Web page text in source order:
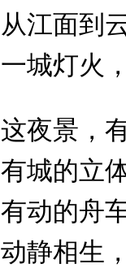
从江面到
一城灯火
这夜景，
有城的立
有动的舟
动静相生